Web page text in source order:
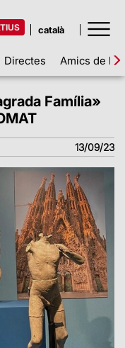
Directes Amics de la
Família»
13/09/23